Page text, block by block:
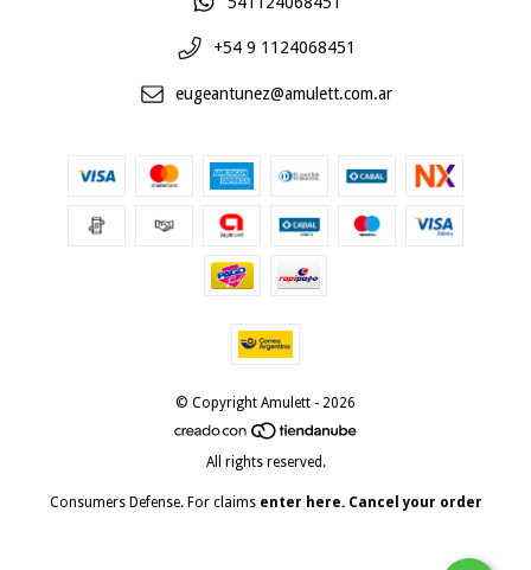
+54 9 1124068451
eugeantunez@amulett.com.ar
© Copyright Amulett - 2026
All rights reserved.
Consumers Defense. For claims enter here. Cancel your order